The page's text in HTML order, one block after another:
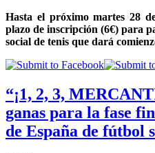
Hasta el próximo martes 28
plazo de inscripción (6€) para
social de tenis que dará
“¡1, 2, 3,
ganas para la fase
de España de fútbol